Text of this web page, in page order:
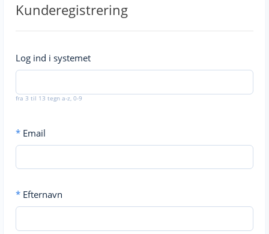
Kunderegistrering
Log ind i systemet
fra 3 til 13 tegn a-z, 0-9
* Email
* Efternavn